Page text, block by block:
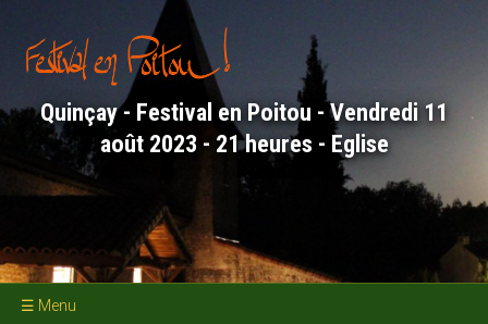
contenu
principal
Quinçay - Festival en Poitou - Vendredi 11
août 2023 - 21 heures - Eglise